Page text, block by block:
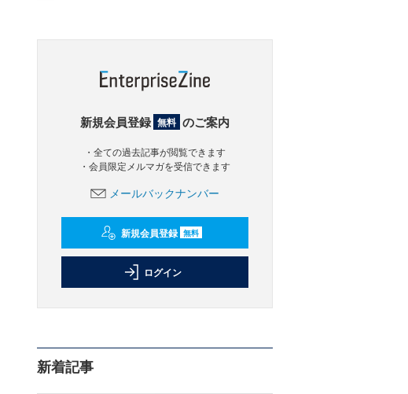
新規会員登録 無料 のご案内
・全ての過去記事が閲覧できます
・会員限定メルマガを受信できます
メールバックナンバー
新規会員登録 無料
ログイン
新着記事